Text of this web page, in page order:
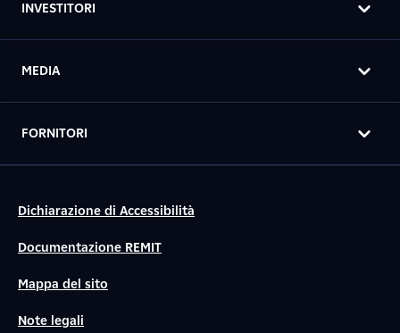
INVESTITORI
MEDIA
FORNITORI
Dichiarazione di Accessibilità
Documentazione REMIT
Mappa del sito
Note legali